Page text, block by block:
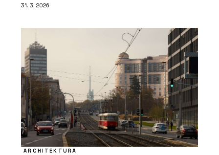
31. 3. 2026
ARCHITEKTURA